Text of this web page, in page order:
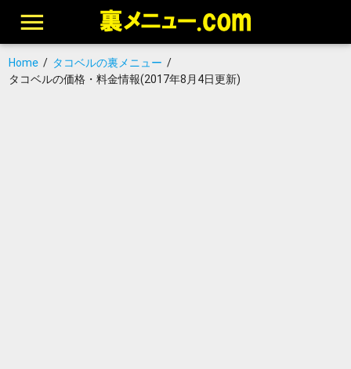
Home/ タコベルの裏メニュー /
タコベルの価格・料金情報(2017年8月4日更新)